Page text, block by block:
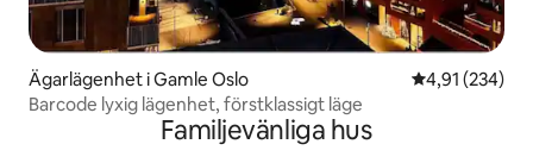
Ägarlägenhet i Gamle Oslo 4,91 av 5 i
4,91 (234)
Barcode lyxig lägenhet, förstklassigt läge
Familjevänliga hus